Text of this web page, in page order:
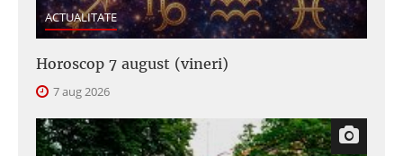
ACTUALITATE
Horoscop 7 august (vineri)
7 aug 2026